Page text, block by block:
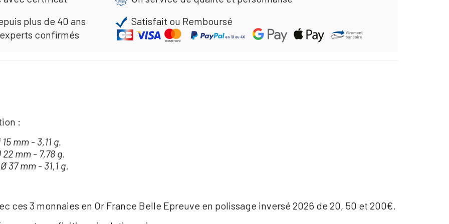
plus de 40 ans
Satisfait ou Remboursé
confirmés
:
mm - 3,11 g.
mm - 7,78 g.
37 mm - 31,1 g.
ces 3 monnaies en Or France Belle Epreuve en polissage inversé 2026 de 20, 50 et 200€.